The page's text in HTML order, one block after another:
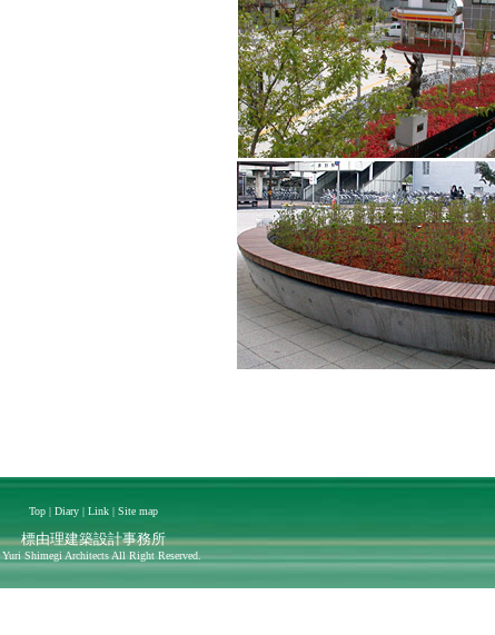
Top| Diary| Link| Site map
標由理建築設計事務所
Yuri Shimegi Architects All Right Reserved.